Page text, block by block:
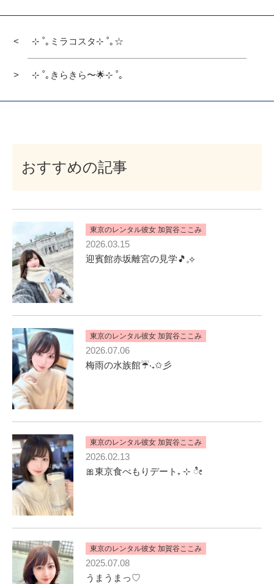
⊹ ˚｡ミラコスタ⊹ ˚｡☆
⊹ ˚｡きらきら〜🌟⊹ ˚｡
おすすめの記事
東京のレンタル彼女 加賀谷ここみ
2026.03.15
迎賓館赤坂離宮の見学🎵𓈒⟡
東京のレンタル彼女 加賀谷ここみ
2026.07.06
梅雨の水族館☔️‧₊✩彡
東京のレンタル彼女 加賀谷ここみ
2026.02.13
🎀東京食べもりデート‎₊ ⊹ ೀ
東京のレンタル彼女 加賀谷ここみ
2025.07.08
うまうまっ♡